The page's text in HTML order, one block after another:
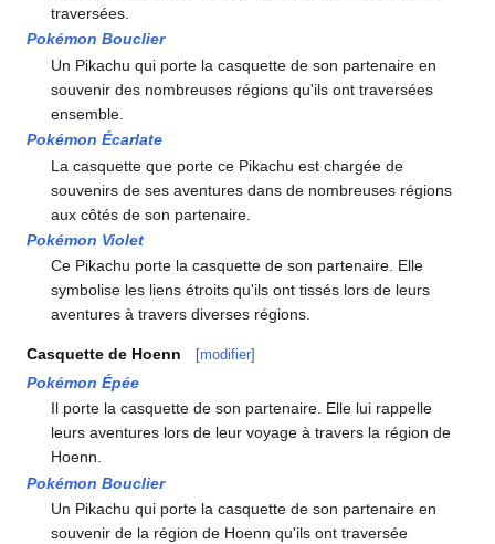
traversées.
Pokémon Bouclier
Un Pikachu qui porte la casquette de son partenaire en
souvenir des nombreuses régions qu'ils ont traversées
ensemble.
Pokémon Écarlate
La casquette que porte ce Pikachu est chargée de
souvenirs de ses aventures dans de nombreuses régions
aux côtés de son partenaire.
Pokémon Violet
Ce Pikachu porte la casquette de son partenaire. Elle
symbolise les liens étroits qu'ils ont tissés lors de leurs
aventures à travers diverses régions.
Casquette de Hoenn [modifier]
Pokémon Épée
Il porte la casquette de son partenaire. Elle lui rappelle
leurs aventures lors de leur voyage à travers la région de
Hoenn.
Pokémon Bouclier
Un Pikachu qui porte la casquette de son partenaire en
souvenir de la région de Hoenn qu'ils ont traversée